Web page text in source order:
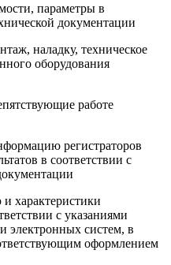
параметры в
документации
наладку, техническое
оборудования
работе
регистраторов
в соответствии с
характеристики
с указаниями
электронных систем, в
оформлением